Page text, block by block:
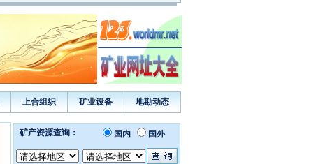
上合组织 矿业设备 地勘动态